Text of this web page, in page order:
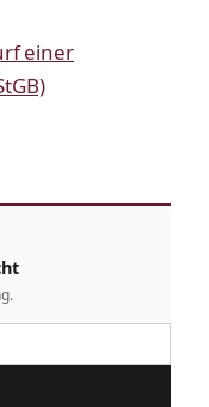
einer